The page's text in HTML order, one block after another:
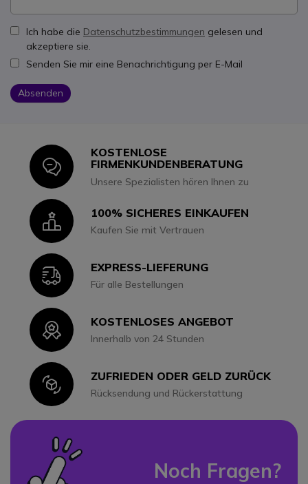
Ich habe die Datenschutzbestimmungen gelesen und
akzeptiere sie.
Senden Sie mir eine Benachrichtigung per E-Mail
Absenden
Icon
KOSTENLOSE
FIRMENKUNDENBERATUNG
Unsere Spezialisten hören Ihnen zu
Icon100% SICHERES EINKAUFEN
Kaufen Sie mit Vertrauen
IconEXPRESS-LIEFERUNG
Für alle Bestellungen
IconKOSTENLOSES ANGEBOT
Innerhalb von 24 Stunden
IconZUFRIEDEN ODER GELD ZURÜCK
Rücksendung und Rückerstattung
Noch Fragen?